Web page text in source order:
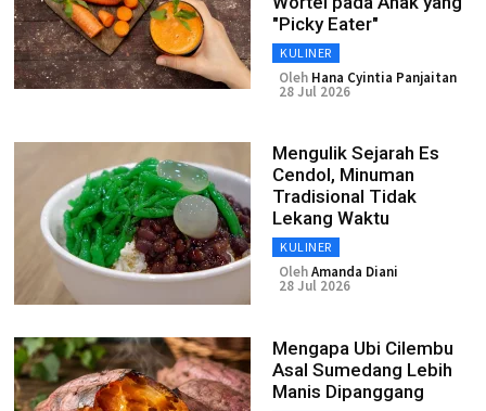
"Picky Eater"
KULINER
Oleh Hana Cyintia Panjaitan
28 Jul 2026
Mengulik Sejarah Es
Cendol, Minuman
Tradisional Tidak
Lekang Waktu
KULINER
OlehAmanda Diani
28 Jul 2026
Mengapa Ubi Cilembu
Asal Sumedang Lebih
Manis Dipanggang